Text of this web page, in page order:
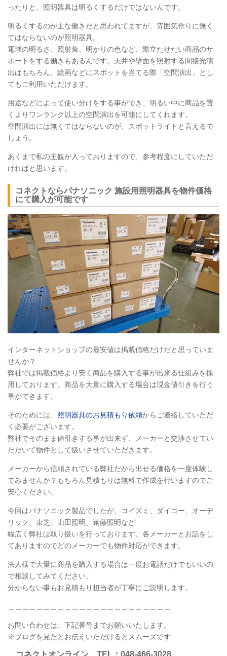
ったりと、照明器具は明るくするだけではないんです。
明るくするのが主な働きだと思われてますが、雰囲気作りに無く
てはならないのが照明器具。
電球の明るさ、照射角、明かりの色など、際立たせたい商品のサ
ポートをする働きもあるんです。天井や壁面を照射する間接光演
出はもちろん、絵画などにスポットを当てる際「空間演出」とし
てもご利用いただけます。
用途などによって使い分けをする事ができ、明るい中に商品を置
くよりワンランク以上の空間演出を可能にしてくれます。
空間演出には無くてはならないのが、スポットライトと言えるで
しょう。
あくまで私の主観が入っておりますので、参考程度にしていただ
ければと思います。
コネクトならパナソニック 施設用照明器具を物件価格
にて購入が可能です
インターネットショップの最安値は掲載価格だけだと思っていま
せんか？
弊社では掲載価格より安く商品を購入する事が出来る仕組みを採
用しております。商品を大量に購入する場合は現金値引きを行う
事ができます。
そのためには、 照明器具のお見積もり依頼からご連絡していただ
く必要がございます。
弊社でそのまま値引きする事が出来ず、メーカーと交渉させてい
ただいて物件として扱いさせていただきます。
メーカーから信頼されている弊社だから出せる価格を一度体験し
てみませんか？もちろん見積もりは無料で作成を行いますのでご
安心ください。
今回はパナソニック製品でしたが、コイズミ、ダイコー、オーデ
リック、東芝、山田照明、遠藤照明など
幅広く弊社は取り扱いを行っております。各メーカーとお話をし
てありますのでどのメーカーでも物件対応ができます。
法人様で大量に商品を購入する場合は一度お電話だけでもいいの
で相談してみてください。
分からない事もお見積もり担当者が丁寧にご説明します。
お問い合わせは、下記番号までお願いいたします。
※ブログを見たとお伝えいただけるとスムーズです
コネクトオンライン TEL：048-466-3028